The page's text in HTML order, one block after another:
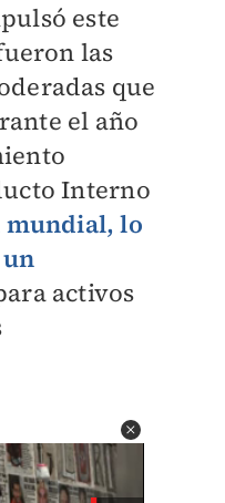
este
las
que
el año
Interno
mundial, lo
activos